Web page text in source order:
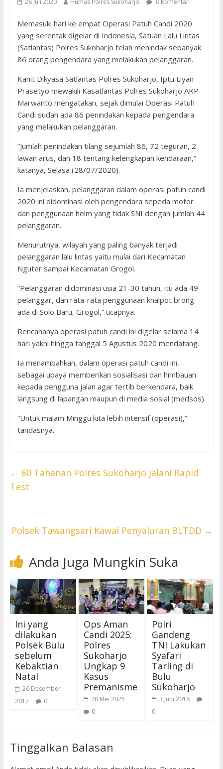
28 Juli 2020 Humas Polres Sukoharjo 0 Komentar
Memasuki hari ke empat Operasi Patuh Candi 2020
yang serentak digelar di Indonesia, Satuan Lalu Lintas
(Satlantas) Polres Sukoharjo telah menindak sebanyak
86 orang pengendara yang melakukan pelanggaran.
Kanit Dikyasa Satlantas Polres Sukoharjo, Iptu Liyan
Prasetyo mewakili Kasatlantas Polres Sukoharjo AKP
Marwanto mengatakan, sejak dimulai Operasi Patuh
Candi sudah ada 86 penindakan kepada pengendara
yang melakukan pelanggaran.
“Jumlah penindakan tilang sejumlah 86, 72 teguran, 2
lawan arus, dan 18 tentang kelengkapan kendaraan,”
katanya, Selasa (28/07/2020).
Ia menjelaskan, pelanggaran dalam operasi patuh candi
2020 ini didominasi oleh pengendara sepeda motor
dan penggunaan helm yang tidak SNI dengan jumlah 44
pelanggaran.
Menurutnya, wilayah yang paling banyak terjadi
pelanggaran lalu lintas yaitu mulai dari Kecamatan
Nguter sampai Kecamatan Grogol.
“Pelanggaran didominasi usia 21-30 tahun, itu ada 49
pelanggar, dan rata-rata penggunaan knalpot brong
ada di Solo Baru, Grogol,” ucapnya.
Rencananya operasi patuh candi ini digelar selama 14
hari yakni hingga tanggal 5 Agustus 2020 mendatang.
Ia menambahkan, dalam operasi patuh candi ini,
sebagai upaya memberikan sosialisasi dan himbauan
kepada pengguna jalan agar tertib berkendara, baik
langsung di lapangan maupun di media sosial (medsos).
“Untuk malam Minggu kita lebih intensif (operasi),”
tandasnya.
← 60 Tahanan Polres Sukoharjo Jalani Rapid
Test
Polsek Tawangsari Kawal Penyaluran BLTDD →
Anda Juga Mungkin Suka
Ini yang
dilakukan
Polsek Bulu
sebelum
Kebaktian
Natal
26 Desember
2017
0
Ops Aman
Candi 2025:
Polres
Sukoharjo
Ungkap 9
Kasus
Premanisme
28 Mei 2025
0
Polri
Gandeng
TNI Lakukan
Syafari
Tarling di
Bulu
Sukoharjo
3 Juni 2018
0
Tinggalkan Balasan